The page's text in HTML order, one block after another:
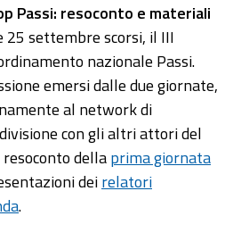
Passi: resoconto e materiali
25 settembre scorsi, il III
nazionale Passi.
emersi dalle due giornate,
al network di
con gli altri attori del
dellaprima giornata
deirelatori
.